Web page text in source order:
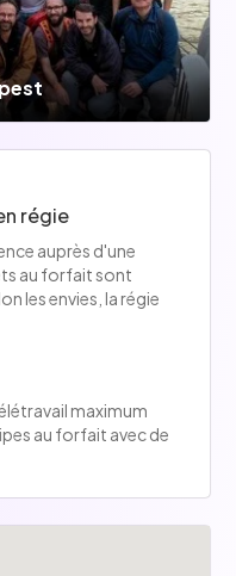
juste des
passionnés, des
le besoin métier
techniques.
progresse et
des applications
régie
auprès d'une
au forfait sont
les envies, la régie
maximum
au forfait avec de